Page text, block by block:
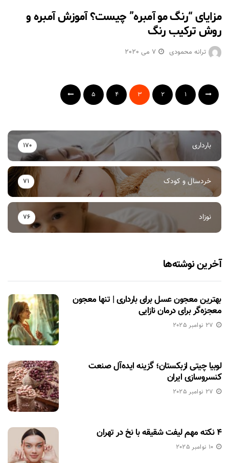
مزایای “رنگ مو آمبره” چیست؟ آموزش آمبره و
روش ترکیب رنگ
ترانه محمودی 7 می 2020
1
2
3
4
5
بارداری 170
خردسال و کودک 71
نوزاد 76
آخرین نوشته‌ها
بهترین معجون عسل برای بارداری | تنها معجون
معجزه‌گر برای درمان نازایی
27 نوامبر 2025
لوبیا چیتی ازبکستان؛ گزینه ایده‌آل صنعت
کنسروسازی ایران
27 نوامبر 2025
۴ نکته مهم لیفت شقیقه با نخ در تهران
10 نوامبر 2025